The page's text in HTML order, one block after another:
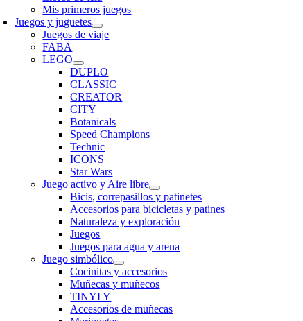
Mis primeros juegos
Juegos y juguetes
Juegos de viaje
FABA
LEGO
DUPLO
CLASSIC
CREATOR
CITY
Botanicals
Speed Champions
Technic
ICONS
Star Wars
Juego activo y Aire libre
Bicis, correpasillos y patinetes
Accesorios para bicicletas y patines
Naturaleza y exploración
Juegos
Juegos para agua y arena
Juego simbólico
Cocinitas y accesorios
Muñecas y muñecos
TINYLY
Accesorios de muñecas